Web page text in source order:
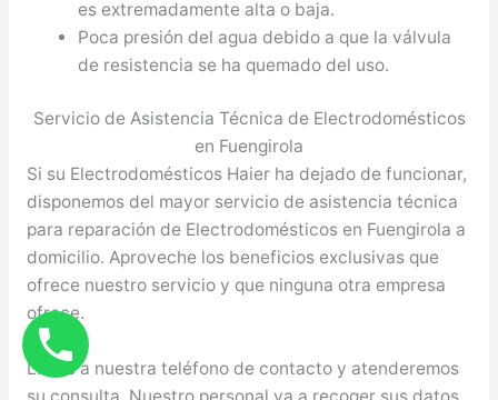
es extremadamente alta o baja.
Poca presión del agua debido a que la válvula
de resistencia se ha quemado del uso.
Servicio de Asistencia Técnica de Electrodomésticos
en Fuengirola
Si su Electrodomésticos Haier ha dejado de funcionar,
disponemos del mayor servicio de asistencia técnica
para reparación de Electrodomésticos en Fuengirola a
domicilio. Aproveche los beneficios exclusivas que
ofrece nuestro servicio y que ninguna otra empresa
ofrece.
Llame a nuestra teléfono de contacto y atenderemos